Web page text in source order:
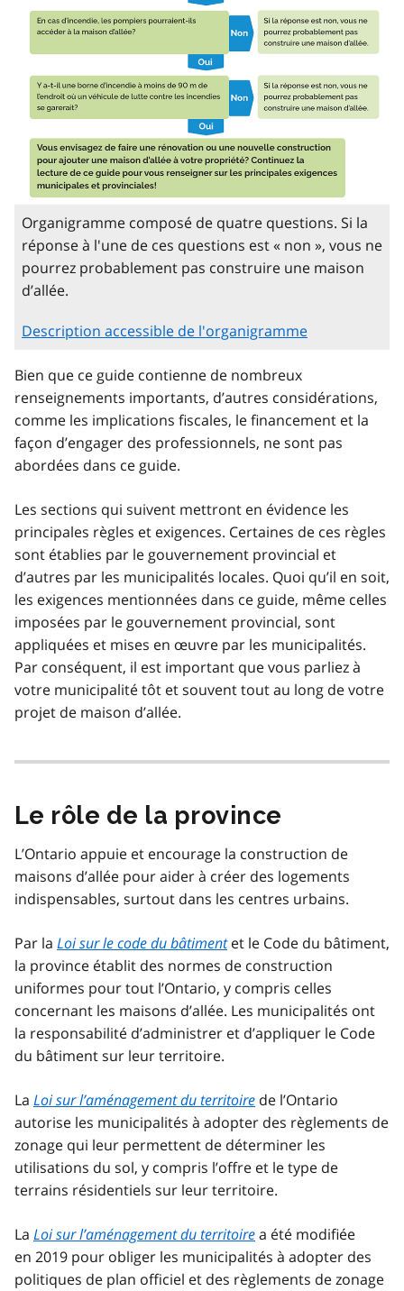
Organigramme composé de quatre questions. Si la
réponse à l'une de ces questions est « non », vous ne
pourrez probablement pas construire une maison
d’allée.
Description accessible de l'organigramme
Bien que ce guide contienne de nombreux
renseignements importants, d’autres considérations,
comme les implications fiscales, le financement et la
façon d’engager des professionnels, ne sont pas
abordées dans ce guide.
Les sections qui suivent mettront en évidence les
principales règles et exigences. Certaines de ces règles
sont établies par le gouvernement provincial et
d’autres par les municipalités locales. Quoi qu’il en soit,
les exigences mentionnées dans ce guide, même celles
imposées par le gouvernement provincial, sont
appliquées et mises en œuvre par les municipalités.
Par conséquent, il est important que vous parliez à
votre municipalité tôt et souvent tout au long de votre
projet de maison d’allée.
Le rôle de la province
L’Ontario appuie et encourage la construction de
maisons d’allée pour aider à créer des logements
indispensables, surtout dans les centres urbains.
Par la Loi sur le code du bâtimentet le Code du bâtiment,
la province établit des normes de construction
uniformes pour tout l’Ontario, y compris celles
concernant les maisons d’allée. Les municipalités ont
la responsabilité d’administrer et d’appliquer le Code
du bâtiment sur leur territoire.
La Loi sur l’aménagement du territoire de l’Ontario
autorise les municipalités à adopter des règlements de
zonage qui leur permettent de déterminer les
utilisations du sol, y compris l’offre et le type de
terrains résidentiels sur leur territoire.
La Loi sur l’aménagement du territoirea été modifiée
en 2019 pour obliger les municipalités à adopter des
politiques de plan officiel et des règlements de zonage